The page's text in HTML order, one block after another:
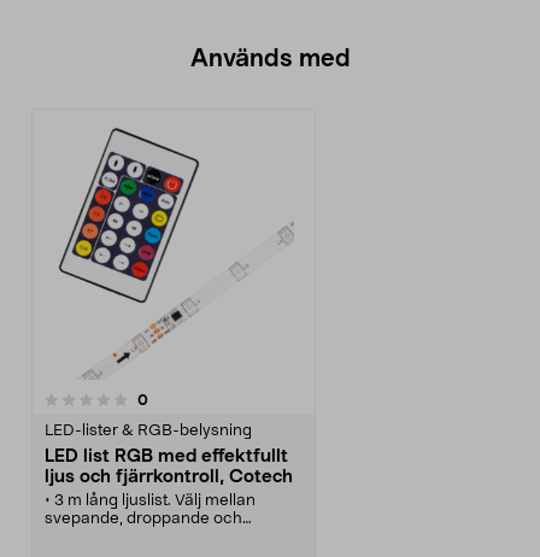
Används med
0recensioner
LED-lister & RGB-belysning
LED list RGB med effektfullt
ljus och fjärrkontroll, Cotech
• 3 m lång ljuslist. Välj mellan
svepande, droppande och